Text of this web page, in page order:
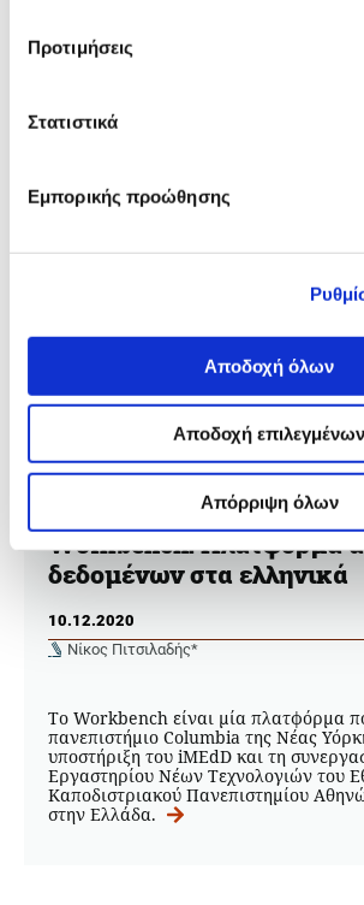
Προτιμήσεις
Στατιστικά
Εμπορικής προώθησης
Αποδοχή όλων
Αποδοχή επιλεγμένων
Απόρριψη όλων
Η δημοσιογράφος Σοφία
την ιστορία πίσω από το ρεπορτάζ για
ατμοσφαιρική ρύπανση σε
Γιώργο Τσαντίκο, στο πλαίσιο του
for local media του iMEdD.
ΕΡΓΑΛΕΙΑ & ΠΡΑΚΤΙΚΕΣ
Workbench: Πλατφόρμα
δεδομένων στα ελληνικά
10.12.2020
Νίκος Πιτσιλαδής*
Το Workbench είναι μία πλατφόρμα
πανεπιστήμιο Columbia της Νέας
υποστήριξη του iMEdD και τη
Εργαστηρίου Νέων Τεχνολογιών του
Καποδιστριακού Πανεπιστημίου
στην Ελλάδα.